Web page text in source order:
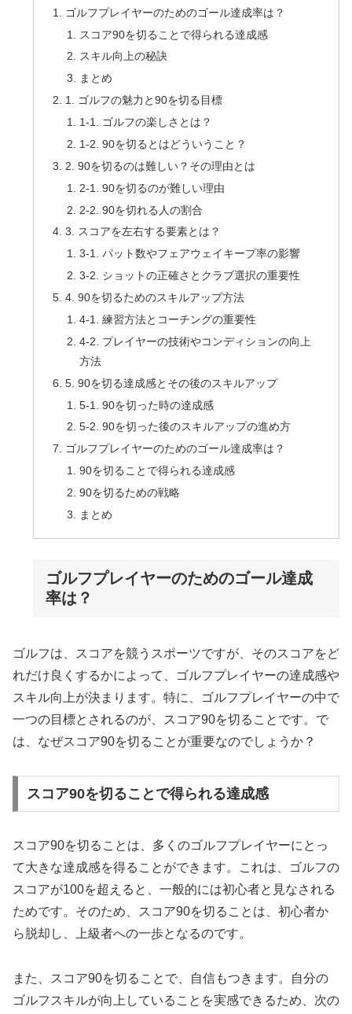
ゴルフプレイヤーのためのゴール達成率は？
スコア90を切ることで得られる達成感
スキル向上の秘訣
まとめ
1. ゴルフの魅力と90を切る目標
1-1. ゴルフの楽しさとは？
1-2. 90を切るとはどういうこと？
2. 90を切るのは難しい？その理由とは
2-1. 90を切るのが難しい理由
2-2. 90を切れる人の割合
3. スコアを左右する要素とは？
3-1. パット数やフェアウェイキープ率の影響
3-2. ショットの正確さとクラブ選択の重要性
4. 90を切るためのスキルアップ方法
4-1. 練習方法とコーチングの重要性
4-2. プレイヤーの技術やコンディションの向上
方法
5. 90を切る達成感とその後のスキルアップ
5-1. 90を切った時の達成感
5-2. 90を切った後のスキルアップの進め方
ゴルフプレイヤーのためのゴール達成率は？
90を切ることで得られる達成感
90を切るための戦略
まとめ
ゴルフプレイヤーのためのゴール達成
率は？
ゴルフは、スコアを競うスポーツですが、そのスコアをど
れだけ良くするかによって、ゴルフプレイヤーの達成感や
スキル向上が決まります。特に、ゴルフプレイヤーの中で
一つの目標とされるのが、スコア90を切ることです。で
は、なぜスコア90を切ることが重要なのでしょうか？
スコア90を切ることで得られる達成感
スコア90を切ることは、多くのゴルフプレイヤーにとっ
て大きな達成感を得ることができます。これは、ゴルフの
スコアが100を超えると、一般的には初心者と見なされる
ためです。そのため、スコア90を切ることは、初心者か
ら脱却し、上級者への一歩となるのです。
また、スコア90を切ることで、自信もつきます。自分の
ゴルフスキルが向上していることを実感できるため、次の